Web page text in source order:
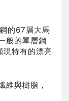
的67層大馬
般的單層鋼
現特有的漂亮
與樹脂，